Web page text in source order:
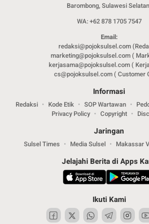
Barombong, Sulawesi
WA: +62 878 1705 7547
Email:
redaksi@pojoksulsel.com
marketing@pojoksulsel.com (
kerjasama@pojoksulsel.com (
cs@pojoksulsel.com ( Customer
Informasi
Redaksi Kode Etik SOP Wartawan
Privacy Policy
Copyright
Jaringan
Sulsel Times Media Sulsel Makassar
Jelajahi Berita di Apps
Ikuti Kami